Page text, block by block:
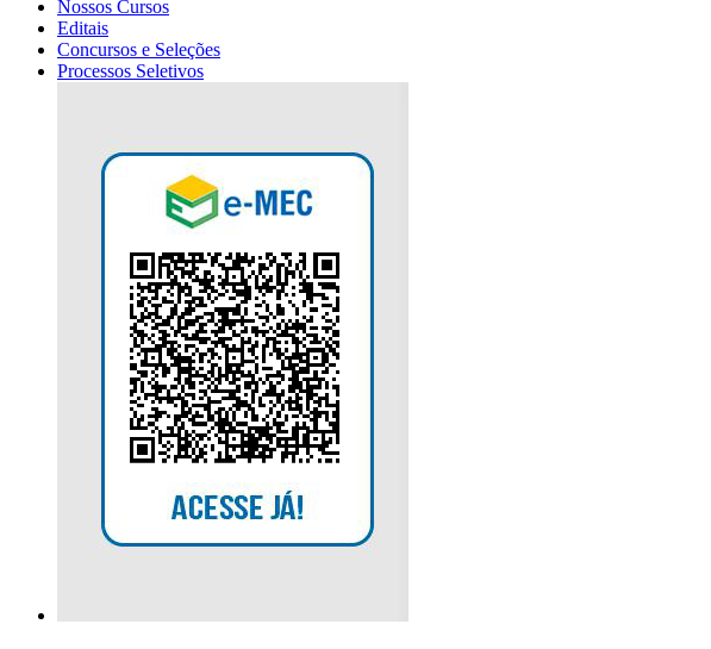
Nossos Cursos
Editais
Concursos e Seleções
Processos Seletivos